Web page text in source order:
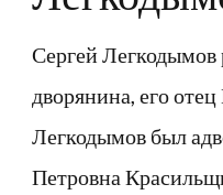
Сергей Легкодымов
дворянина, его
Легкодымов был
Петровна